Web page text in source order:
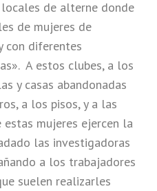
de alterne donde
de mujeres de
con diferentes
A estos clubes, a los
y casas abandonadas
a los pisos, y a las
mujeres ejercen la
las investigadoras
a los trabajadores
suelen realizarles